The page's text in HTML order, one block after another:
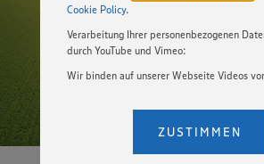
Cookie Policy.
Verarbeitung Ihrer personenbezogenen
durch YouTube und Vimeo:
Wir binden auf unserer Webseite Videos
Einstellungen bezüglich YouTube und Vimeo
ein, dass Ihre Daten (IP-Adresse,
Nutzerverhalten auf unserer Webseite) an
ZUSTIMMEN